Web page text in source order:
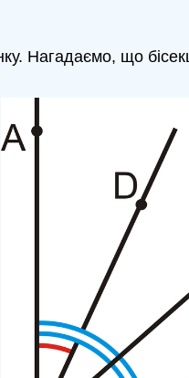
Нагадаємо, що